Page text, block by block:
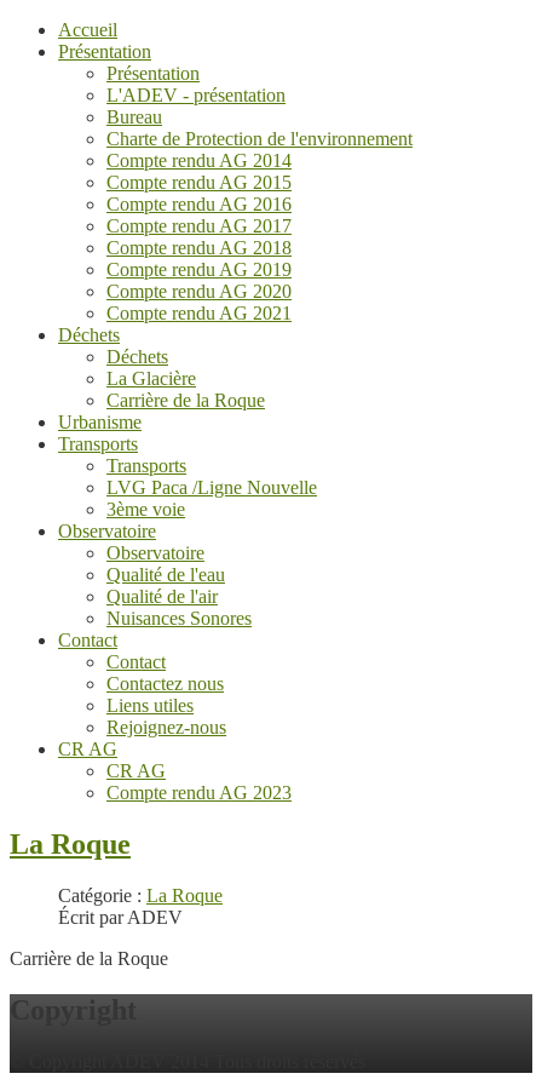
Accueil
Présentation
Présentation
L'ADEV - présentation
Bureau
Charte de Protection de l'environnement
Compte rendu AG 2014
Compte rendu AG 2015
Compte rendu AG 2016
Compte rendu AG 2017
Compte rendu AG 2018
Compte rendu AG 2019
Compte rendu AG 2020
Compte rendu AG 2021
Déchets
Déchets
La Glacière
Carrière de la Roque
Urbanisme
Transports
Transports
LVG Paca /Ligne Nouvelle
3ème voie
Observatoire
Observatoire
Qualité de l'eau
Qualité de l'air
Nuisances Sonores
Contact
Contact
Contactez nous
Liens utiles
Rejoignez-nous
CR AG
CR AG
Compte rendu AG 2023
La Roque
Catégorie : La Roque
Écrit par ADEV
Carrière de la Roque
Copyright